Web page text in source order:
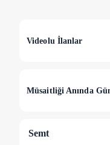
Videolu İlanlar
Müsaitliği Anında
Semt